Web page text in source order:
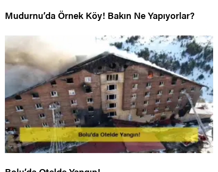
Mudurnu’da Örnek Köy! Bakın Ne Yapıyorlar?